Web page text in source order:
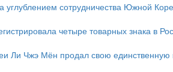
углублением сотрудничества Южной
четыре товарных знака в
Ли Чжэ Мён продал свою единственную